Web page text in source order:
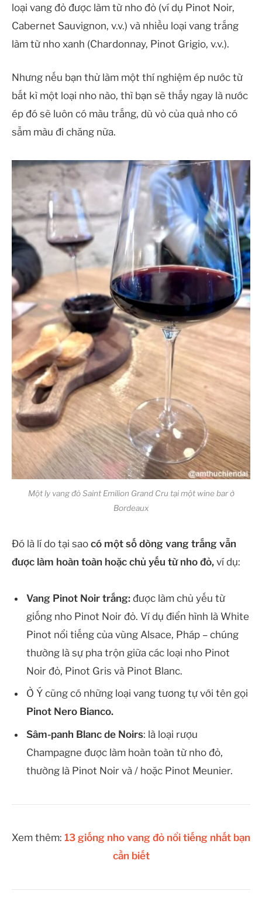
loại vang đỏ được làm từ nho đỏ (ví dụ Pinot Noir,
Cabernet Sauvignon, v.v.) và nhiều loại vang trắng
làm từ nho xanh (Chardonnay, Pinot Grigio, v.v.).
Nhưng nếu bạn thử làm một thí nghiệm ép nước từ
bất kì một loại nho nào, thì bạn sẽ thấy ngay là nước
ép đó sẽ luôn có màu trắng, dù vỏ của quả nho có
sẫm màu đi chăng nữa.
Một ly vang đỏ Saint Emilion Grand Cru tại một wine bar ở
Bordeaux
Đó là lí do tại sao có một số dòng vang trắng vẫn
được làm hoàn toàn hoặc chủ yếu từ nho đỏ, ví dụ:
Vang Pinot Noir trắng: được làm chủ yếu từ
giống nho Pinot Noir đỏ. Ví dụ điển hình là White
Pinot nổi tiếng của vùng Alsace, Pháp – chúng
thường là sự pha trộn giữa các loại nho Pinot
Noir đỏ, Pinot Gris và Pinot Blanc.
Ở Ý cũng có những loại vang tương tự với tên gọi
Pinot Nero Bianco.
Sâm-panh Blanc de Noirs: là loại rượu
Champagne được làm hoàn toàn từ nho đỏ,
thường là Pinot Noir và / hoặc Pinot Meunier.
Xem thêm: 13 giống nho vang đỏ nổi tiếng nhất bạn
cần biết